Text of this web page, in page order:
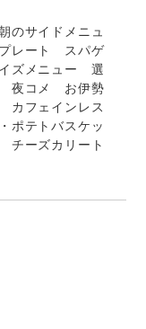
サイドメニュ
レート スパゲ
ズメニュー 選
夜コメ お伊勢
カフェインレス
ポテトバスケッ
ーズカリート